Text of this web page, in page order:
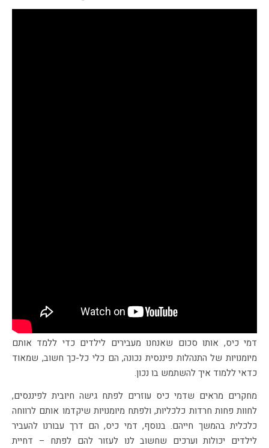
דמי כיס, אותו סכום שאנחנו מעבירים לילדים כדי ללמד אותם
מיומנויות של התנהלות פיננסית נכונה, הם כלי כל-כך חשוב, שמאוד
כדאי ללמוד איך להשתמש בו נכון.
מחקרים מראים שדמי כיס עוזרים לפתח גישה חיובית לפיננסים,
לחוות פחות חרדות כלכליות, ולפתח מיומנויות שיקדמו אותם לרווחה
כלכלית בהמשך חייהם. בנוסף, דמי כיס, הם דרך עבורנו להעביר
לילדים יכולות וערכים שחשוב לנו לעזור להם לפתח – דחיית